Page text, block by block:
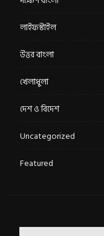
লাইফস্টাইল
উত্তর বাংলা
খেলাধুলা
দেশ ও বিদেশ
Uncategorized
Featured